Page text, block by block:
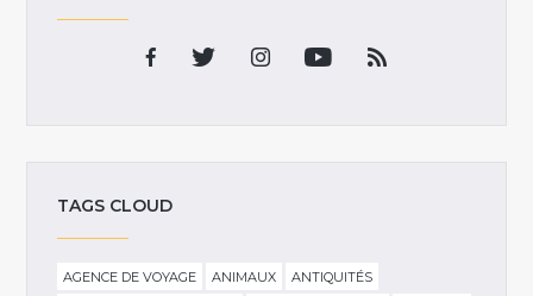
TAGS CLOUD
AGENCE DE VOYAGE ANIMAUX
ANTIQUITÉS